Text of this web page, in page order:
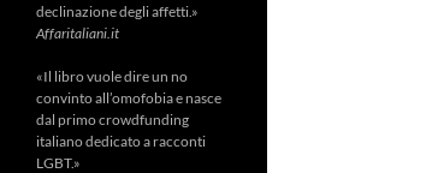
declinazione degli affetti.»
Affaritaliani.it
«Il libro vuole dire un no
convinto all’omofobia e nasce
dal primo crowdfunding
italiano dedicato a racconti
LGBT.»